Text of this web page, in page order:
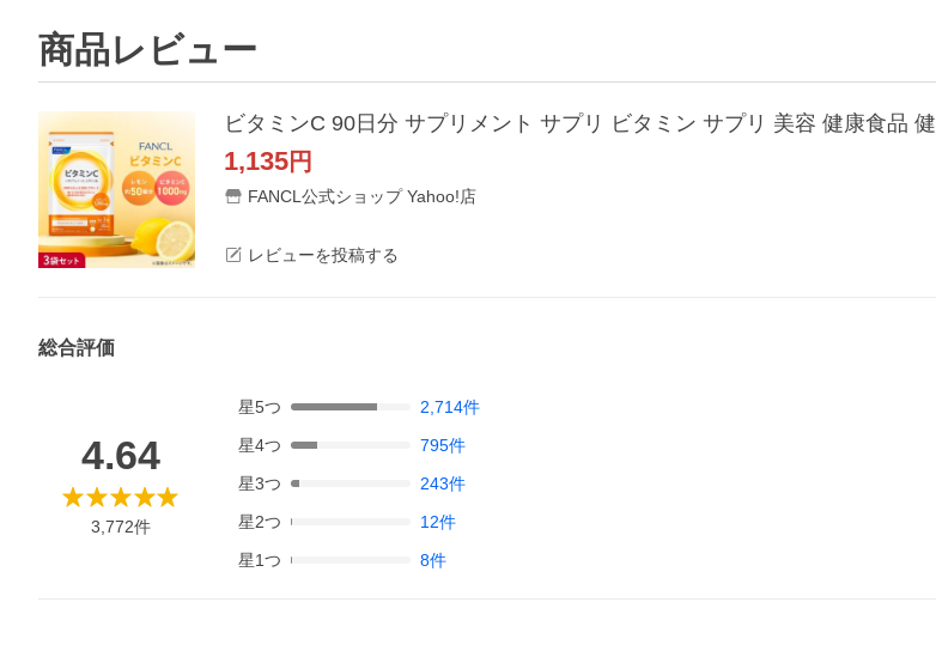
商品レビュー
ビタミンC 90日分 サプリメント サプリ ビタミン サプリ 美容 健康食品
1,135円
FANCL公式ショップ Yahoo!店
レビューを投稿する
総合評価
4.64
3,772件
星5つ 2,714件
星4つ 795件
星3つ 243件
星2つ 12件
星1つ 8件